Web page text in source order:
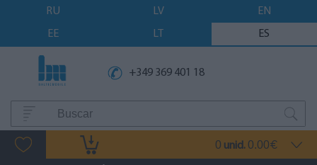
RU LV
EN
EE
LT ES
+349 369 401 18
0 unid. 0.00€